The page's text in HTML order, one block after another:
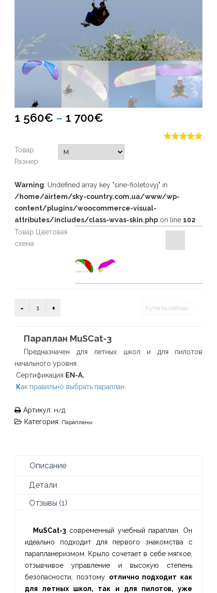
1 560€ – 1 700€
1
–
1
1пользователя
Товар
Размер
Warning: Undefined array key "sine-fioletovyj" in
/home/airtem/sky-country.com.ua/www/wp-
content/plugins/woocommerce-visual-
attributes/includes/class-wvas-skin.php on line 102
Товар Цветовая
схема
товара
3
Купить сейчас
Параплан MuSCat-3
Предназначен для летных школ и для пилотов
начального уровня.
Сертификация EN-A.
Как правильно выбрать параплан.
Артикул: Н/Д
Категория: Парапланы
Описание
Детали
Отзывы (1)
MuSCat-3 современный учебный параплан. Он
идеально подходит для первого знакомства с
парапланеризмом. Крыло сочетает в себе мягкое,
отзывчивое управление и высокую степень
безопасности, поэтому отлично подходит как
для летных школ, так и для пилотов, уже